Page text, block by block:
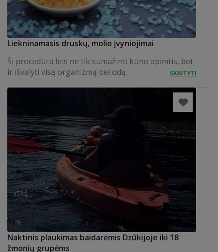
Liekninamasis druskų, molio įvyniojimai
Ši procedūra leis ne tik sumažinti kūno apimtis, bet
ir išvalyti visą organizmą bei odą.
SKAITYTI
Naktinis plaukimas baidarėmis Dzūkijoje iki 18
žmonių grupėms